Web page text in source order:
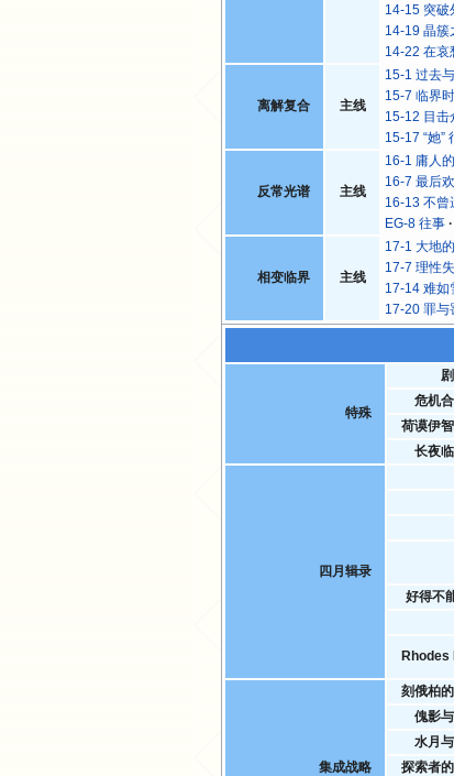
14-15 突破
14-19 晶簇
14-22 在哀
离解复合 主线
15-1 过去
15-7 临界
15-12 目击
15-17 “她”
反常光谱 主线
16-1 庸人
16-7 最后
16-13 不曾
EG-8 往事
相变临界 主线
17-1 大地
17-7 理性
17-14 难如
17-20 罪与
特殊
危机
荷谟伊
长夜
四月辑录
好得不
Rhodes
集成战略
刻俄柏
傀影
水月
探索者